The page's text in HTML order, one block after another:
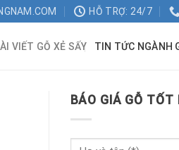
HỖ TRỢ: 24/7
VIẾT GỖ XẺ SẤY TIN TỨC NGÀNH
BÁO GIÁ GỖ TỐT